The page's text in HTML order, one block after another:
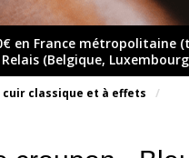
en France métropolitaine
(Belgique,
cuir classique et à effets